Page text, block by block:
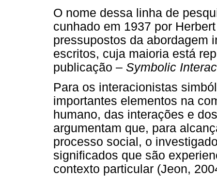
O nome dessa linha de
cunhado em 1937 por
pressupostos da abordagem
escritos, cuja maioria está
publicação – Symbolic
Para os interacionistas
importantes elementos na
humano, das interações e
argumentam que, para
processo social, o
significados que são
contexto particular (Jeon,